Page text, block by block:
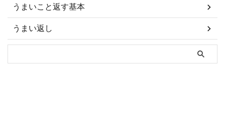
うまいこと返す基本
うまい返し